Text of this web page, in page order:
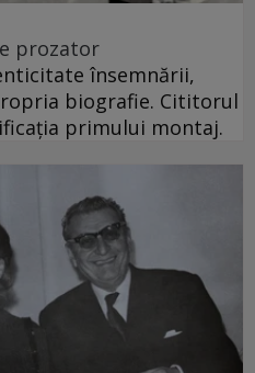
prozator
însemnării,
biografie. Cititorul
primului montaj.